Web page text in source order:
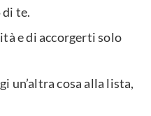
di te.
e di accorgerti solo
un’altra cosa alla lista,